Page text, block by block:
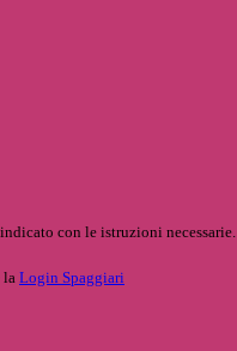
con le istruzioni necessarie.
la Login Spaggiari